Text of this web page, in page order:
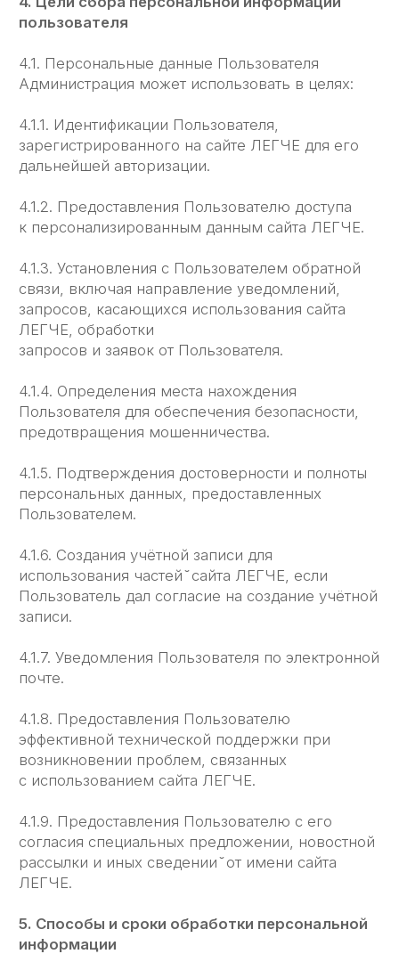
Пользователя от неправомерного или
случайного доступа, уничтожения, изменения,
третьих лиц.
5.5. Администрация совместно с Пользователем
по предотвращению убытков или иных
отрицательных последствий, вызванных утратой
или разглашением персональных данных
Пользователя.
6.1. Пользователь вправе:
о предоставлении своих персональных данных,
необходимых для использования сайта ЛЕГЧЕ,
и давать согласие на их обработку.
6.1.2. Обновить, дополнить предоставленную
информацию о персональных данных в случае
изменения данной информации.
6.1.3. Пользователь имеет право на получение
у Администрации информации, касающейся
обработки его персональных данных, если такое
право не ограничено в соответствии
его персональных данных, их блокирования или
уничтожения в случае, если персональные
данные являются неполными, устаревшими,
неточными, незаконно полученными или
цели обработки, а также принимать
предусмотренные законом меры по защите
своих прав. Для этого достаточно уведомить
Администрацию по указанному e-mail адресу.
6.2. Администрация обязана:
6.2.1. Использовать полученную информацию
исключительно для целей, указанных в п. 4
настоящей Политики конфиденциальности.
информации в тайне, не разглашать без
предварительного письменного разрешения
Пользователя, а также не осуществлять
продажу, обмен, опубликование, либо
разглашение иными возможными способами
Политики Конфиденциальности.
6.2.3. Принимать меры предосторожности для
защиты конфиденциальности персональных
данных Пользователя согласно порядку, обычно
в существующем деловом обороте.